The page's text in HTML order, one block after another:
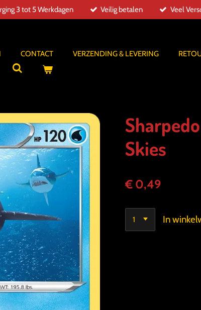
3 tot 5 Werkdagen Veilig betalen Veel
CONTACT VERZENDING & LEVERING
Skies
€ 0,49
In